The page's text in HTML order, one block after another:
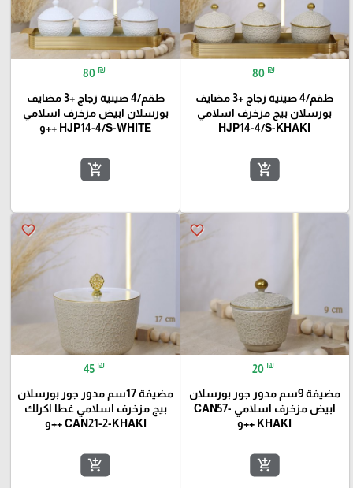
80 ₪
طقم/4 صينية زجاج +3 مضايف
بورسلان بيج مزخرف اسلامي
HJP14-4/S-KHAKI
add_shopping_cart
80 ₪
طقم/4 صينية زجاج +3 مضايف
بورسلان ابيض مزخرف اسلامي
HJP14-4/S-WHITE ++و
add_shopping_cart
favorite_border
20 ₪
مضيفة 9سم مدور جور بورسلان
ابيض مزخرف اسلامي CAN57-
KHAKI ++و
add_shopping_cart
favorite_border
45 ₪
مضيفة 17سم مدور جور بورسلان
بيج مزخرف اسلامي غطا اكرلك
CAN21-2-KHAKI ++و
add_shopping_cart